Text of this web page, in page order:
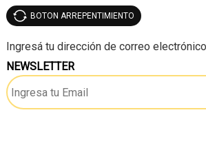
BOTON ARREPENTIMIENTO
NEWSLETTER